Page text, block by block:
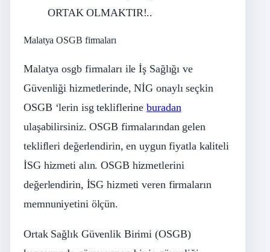
ORTAK OLMAKTIR!..
Malatya OSGB firmaları
Malatya osgb firmaları ile İş Sağlığı ve
Güvenliği hizmetlerinde, NİG onaylı seçkin
OSGB ‘lerin isg tekliflerineburadan
ulaşabilirsiniz. OSGB firmalarından gelen
teklifleri değerlendirin, en uygun fiyatla kaliteli
İSG hizmeti alın. OSGB hizmetlerini
değerlendirin, İSG hizmeti veren firmaların
memnuniyetini ölçün.
Ortak Sağlık Güvenlik Birimi (OSGB)